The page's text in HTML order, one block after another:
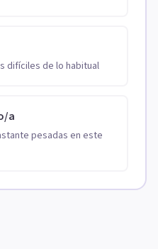
difíciles de lo habitual
a
pesadas en este